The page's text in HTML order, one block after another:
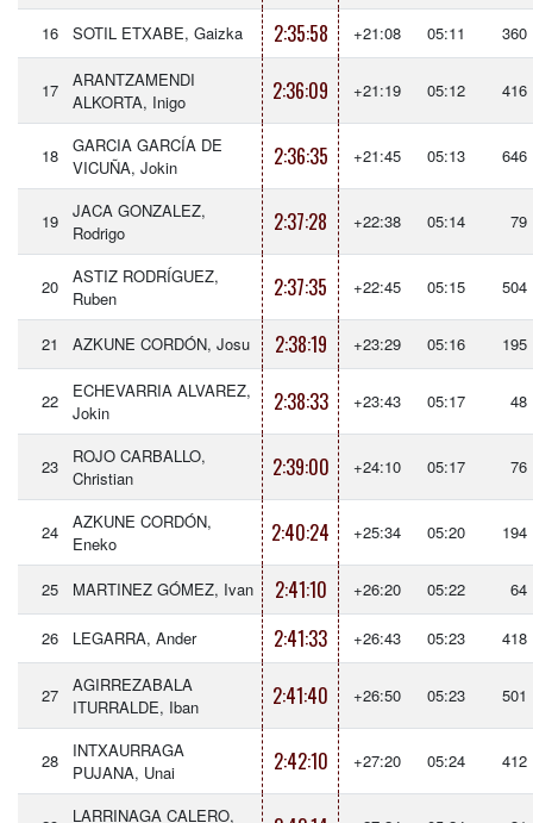
16 SOTIL ETXABE, Gaizka 2:35:58 +21:08 05:11 360
17
ARANTZAMENDI
ALKORTA, Inigo
2:36:09 +21:19 05:12 416
18
GARCIA GARCÍA DE
VICUÑA, Jokin
2:36:35 +21:45 05:13 646
19
JACA GONZALEZ,
Rodrigo
2:37:28 +22:38 05:14 79
20
ASTIZ RODRÍGUEZ,
Ruben
2:37:35 +22:45 05:15 504
21 AZKUNE CORDÓN, Josu 2:38:19 +23:29 05:16 195
22
ECHEVARRIA ALVAREZ,
Jokin
2:38:33 +23:43 05:17 48
23
ROJO CARBALLO,
Christian
2:39:00 +24:10 05:17 76
24
AZKUNE CORDÓN,
Eneko
2:40:24 +25:34 05:20 194
25 MARTINEZ GÓMEZ, Ivan 2:41:10 +26:20 05:22 64
26 LEGARRA, Ander 2:41:33 +26:43 05:23 418
27
AGIRREZABALA
ITURRALDE, Iban
2:41:40 +26:50 05:23 501
28
INTXAURRAGA
PUJANA, Unai
2:42:10 +27:20 05:24 412
LARRINAGA CALERO,